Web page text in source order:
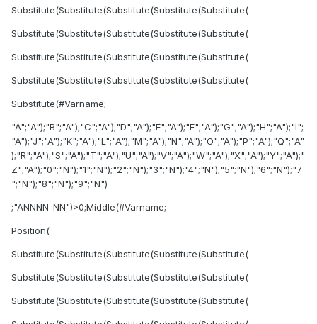
Substitute(Substitute(Substitute(Substitute(Substitute(
Substitute(Substitute(Substitute(Substitute(Substitute(
Substitute(Substitute(Substitute(Substitute(Substitute(
Substitute(Substitute(Substitute(Substitute(Substitute(
Substitute(#Varname;
"A";"A");"B";"A");"C";"A");"D";"A");"E";"A");"F";"A");"G";"A");"H";"A");"I";
"A");"J";"A");"K";"A");"L";"A");"M";"A");"N";"A");"O";"A");"P";"A");"Q";"A"
);"R";"A");"S";"A");"T";"A");"U";"A");"V";"A");"W";"A");"X";"A");"Y";"A");"
Z";"A");"0";"N");"1";"N");"2";"N");"3";"N");"4";"N");"5";"N");"6";"N");"7
";"N");"8";"N");"9";"N")
;"ANNNN_NN")>0;Middle(#Varname;
Position(
Substitute(Substitute(Substitute(Substitute(Substitute(
Substitute(Substitute(Substitute(Substitute(Substitute(
Substitute(Substitute(Substitute(Substitute(Substitute(